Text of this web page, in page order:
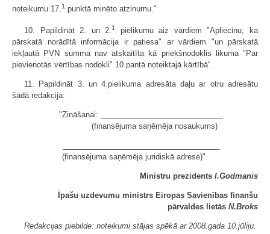
noteikumu 17. 1 punktā minēto atzinumu."
10. Papildināt 2. un 2.1
pielikumu aiz vārdiem "Apliecinu, ka
pārskatā norādītā informācija ir patiesa" ar vārdiem "un pārskatā
iekļautā PVN summa nav atskaitīta kā priekšnodoklis likuma "Par
pievienotās vērtības nodokli" 10.pantā noteiktajā kārtībā".
11. Papildināt 3. un 4.pielikuma adresāta daļu ar otru adresātu
šādā redakcijā:
"Zināšanai: _____________________________
(finansējuma saņēmēja nosaukums)
(finansējuma saņēmēja juridiskā adrese)".
Ministru prezidents I.Godmanis
Īpašu uzdevumu ministrs Eiropas Savienības finanšu
pārvaldes lietās N.Broks
Redakcijas piebilde: noteikumi stājas spēkā ar 2008.gada 10.jūliju.